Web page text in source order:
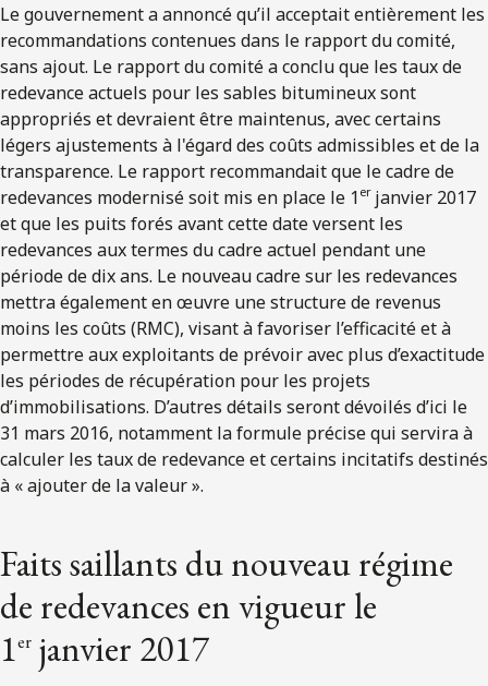
Le gouvernement a annoncé qu’il acceptait entièrement les
recommandations contenues dans le rapport du comité,
sans ajout. Le rapport du comité a conclu que les taux de
redevance actuels pour les sables bitumineux sont
appropriés et devraient être maintenus, avec certains
légers ajustements à l'égard des coûts admissibles et de la
transparence. Le rapport recommandait que le cadre de
redevances modernisé soit mis en place le 1 er janvier 2017
et que les puits forés avant cette date versent les
redevances aux termes du cadre actuel pendant une
période de dix ans. Le nouveau cadre sur les redevances
mettra également en œuvre une structure de revenus
moins les coûts (RMC), visant à favoriser l’efficacité et à
permettre aux exploitants de prévoir avec plus d’exactitude
les périodes de récupération pour les projets
d’immobilisations. D’autres détails seront dévoilés d’ici le
31 mars 2016, notamment la formule précise qui servira à
calculer les taux de redevance et certains incitatifs destinés
à « ajouter de la valeur ».
Faits saillants du nouveau régime
de redevances en vigueur le
1er janvier 2017